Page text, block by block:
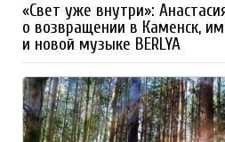
«Свет уже внутри»:
о возвращении в Каменск,
и новой музыке BERLYA